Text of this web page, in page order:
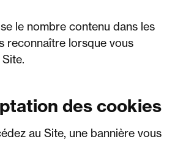
le nombre contenu dans les
reconnaître lorsque vous
des cookies
au Site, une bannière vous